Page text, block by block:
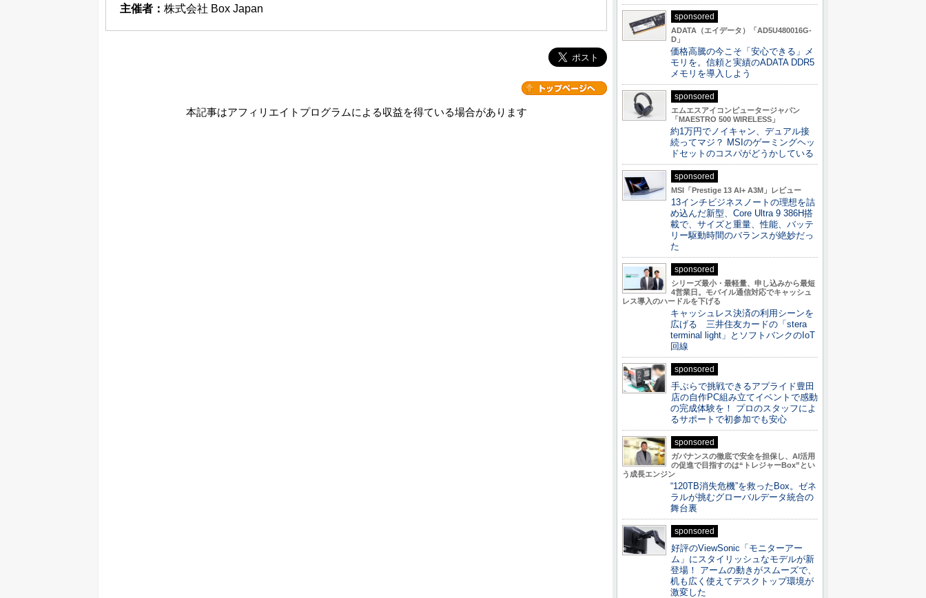
主催者： 株式会社 Box Japan
本記事はアフィリエイトプログラムによる収益を得ている場合があります
sponsored
ADATA（エイデータ）「AD5U480016G-
D」
価格高騰の今こそ「安心できる」メ
モリを。信頼と実績のADATA DDR5
メモリを導入しよう
sponsored
エムエスアイコンピュータージャパン
「MAESTRO 500 WIRELESS」
約1万円でノイキャン、デュアル接
続ってマジ？ MSIのゲーミングヘッ
ドセットのコスパがどうかしている
sponsored
MSI「Prestige 13 AI+ A3M」レビュー
13インチビジネスノートの理想を詰
め込んだ新型、Core Ultra 9 386H搭
載で、サイズと重量、性能、バッテ
リー駆動時間のバランスが絶妙だっ
た
sponsored
シリーズ最小・最軽量、申し込みから最短
4営業日。モバイル通信対応でキャッシュ
レス導入のハードルを下げる
キャッシュレス決済の利用シーンを
広げる 三井住友カードの「stera
terminal light」とソフトバンクのIoT
回線
sponsored
手ぶらで挑戦できるアプライド豊田
店の自作PC組み立てイベントで感動
の完成体験を！ プロのスタッフによ
るサポートで初参加でも安心
sponsored
ガバナンスの徹底で安全を担保し、AI活用
の促進で目指すのは“トレジャーBox”とい
う成長エンジン
“120TB消失危機”を救ったBox。ゼネ
ラルが挑むグローバルデータ統合の
舞台裏
sponsored
好評のViewSonic「モニターアー
ム」にスタイリッシュなモデルが新
登場！ アームの動きがスムーズで、
机も広く使えてデスクトップ環境が
激変した